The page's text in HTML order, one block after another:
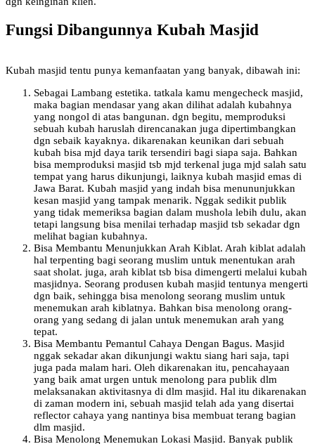
Fungsi Dibangunnya Kubah Masjid
Kubah masjid tentu punya kemanfaatan yang banyak, dibawah ini:
Sebagai Lambang estetika. tatkala kamu mengecheck masjid,
maka bagian mendasar yang akan dilihat adalah kubahnya
yang nongol di atas bangunan. dgn begitu, memproduksi
sebuah kubah haruslah direncanakan juga dipertimbangkan
dgn sebaik kayaknya. dikarenakan keunikan dari sebuah
kubah bisa mjd daya tarik tersendiri bagi siapa saja. Bahkan
bisa memproduksi masjid tsb mjd terkenal juga mjd salah satu
tempat yang harus dikunjungi, laiknya kubah masjid emas di
Jawa Barat. Kubah masjid yang indah bisa menununjukkan
kesan masjid yang tampak menarik. Nggak sedikit publik
yang tidak memeriksa bagian dalam mushola lebih dulu, akan
tetapi langsung bisa menilai terhadap masjid tsb sekadar dgn
melihat bagian kubahnya.
Bisa Membantu Menunjukkan Arah Kiblat. Arah kiblat adalah
hal terpenting bagi seorang muslim untuk menentukan arah
saat sholat. juga, arah kiblat tsb bisa dimengerti melalui kubah
masjidnya. Seorang produsen kubah masjid tentunya mengerti
dgn baik, sehingga bisa menolong seorang muslim untuk
menemukan arah kiblatnya. Bahkan bisa menolong orang-
orang yang sedang di jalan untuk menemukan arah yang
tepat.
Bisa Membantu Pemantul Cahaya Dengan Bagus. Masjid
nggak sekadar akan dikunjungi waktu siang hari saja, tapi
juga pada malam hari. Oleh dikarenakan itu, pencahayaan
yang baik amat urgen untuk menolong para publik dlm
melaksanakan aktivitasnya di dlm masjid. Hal itu dikarenakan
di zaman modern ini, sebuah masjid telah ada yang disertai
reflector cahaya yang nantinya bisa membuat terang bagian
dlm masjid.
Bisa Menolong Menemukan Lokasi Masjid. Banyak publik